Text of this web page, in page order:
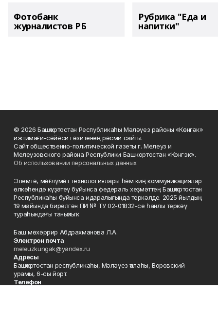
Фотобанк
журналистов РБ
Рубрика "Еда и
напитки"
© 2026 Башҡортостан Республикаһы Мәләүез районы «Көнгәк»
ижтимағи-сәйәси гәзитенең рәсми сайты.
Сайт общественно-политической газеты г. Мелеуз и
Мелеузовского района Республики Башкортостан «Конгэк».
Об использовании персональных данных
Элемтә, мәғлүмәт технологиялары һәм киң коммуникациялар
өлкәһендә күҙәтеү буйынса федераль хеҙмәттең Башҡортостан
Республикаһы буйынса идаралығында теркәлде. 2025 йылдың
19 майында бирелгән ПИ № ТУ 02-01832-се һанлы теркәү
тураһындағы таныҡлыҡ.
Баш мөхәррир Абдрахманова Л.А.
Электрон почта
meleuzkungak@yandex.ru
Адресы
Башҡортостан республикаһы, Мәләүез ҡалаһы, Воровский
урамы, 6-сы йорт.
Телефон